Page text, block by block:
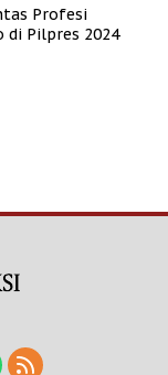
Profesi
di Pilpres 2024